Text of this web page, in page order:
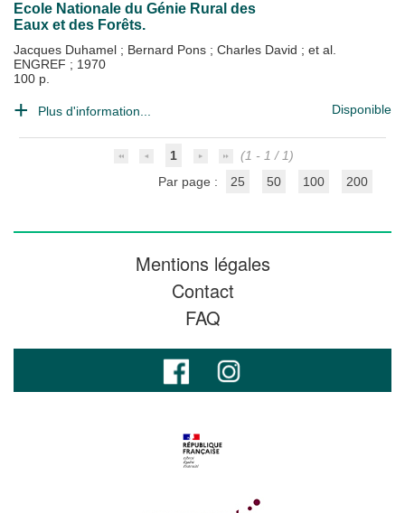
Ecole Nationale du Génie Rural des
Eaux et des Forêts.
Jacques Duhamel ; Bernard Pons ; Charles David ; et al.
ENGREF ; 1970
100 p.
Plus d'information... Disponible
1
(1 - 1 / 1)
Par page :
25 50 100 200
Mentions légales
Contact
FAQ